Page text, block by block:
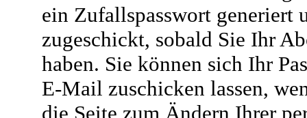
ein Zufallspasswort generiert
zugeschickt, sobald Sie Ihr
haben. Sie können sich Ihr
E-Mail zuschicken lassen,
die Seite zum Ändern Ihrer